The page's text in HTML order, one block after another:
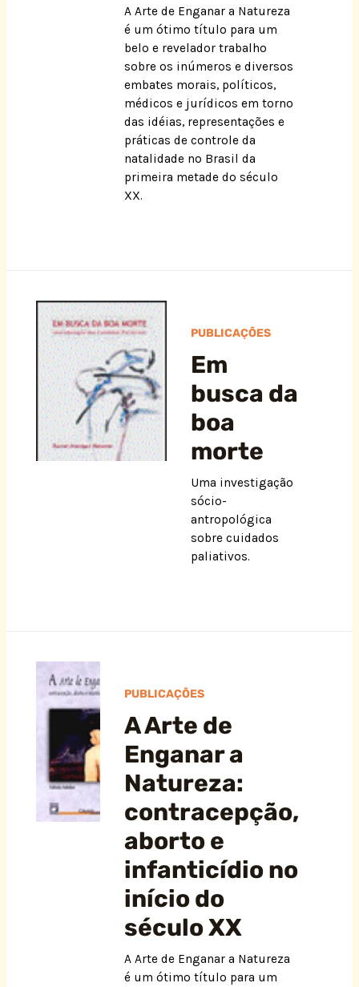
A Arte de Enganar a Natureza
é um ótimo título para um
belo e revelador trabalho
sobre os inúmeros e diversos
embates morais, políticos,
médicos e jurídicos em torno
das idéias, representações e
práticas de controle da
natalidade no Brasil da
primeira metade do século
XX.
PUBLICAÇÕES
Em
busca da
boa
morte
Uma investigação
sócio-
antropológica
sobre cuidados
paliativos.
PUBLICAÇÕES
A Arte de
Enganar a
Natureza:
contracepção,
aborto e
infanticídio no
início do
século XX
A Arte de Enganar a Natureza
é um ótimo título para um